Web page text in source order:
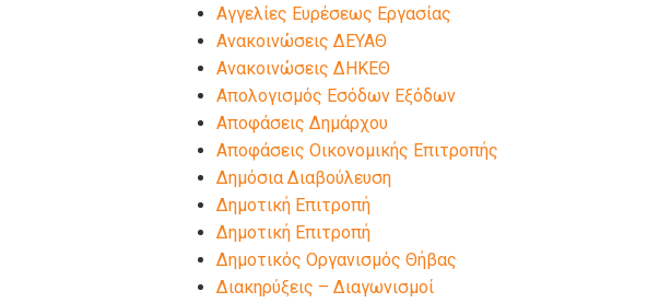
Αγγελίες Ευρέσεως Εργασίας
Ανακοινώσεις ΔΕΥΑΘ
Ανακοινώσεις ΔΗΚΕΘ
Απολογισμός Εσόδων Εξόδων
Αποφάσεις Δημάρχου
Αποφάσεις Οικονομικής Επιτροπής
Δημόσια Διαβούλευση
Δημοτική Επιτροπή
Δημοτική Επιτροπή
Δημοτικός Οργανισμός Θήβας
Διακηρύξεις – Διαγωνισμοί